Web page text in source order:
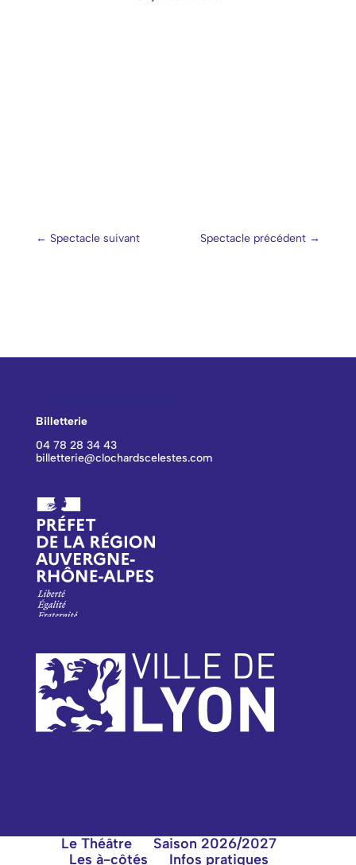
← Spectacle suivant Spectacle précédent →
Billetterie
04 78 28 34 43
billetterie@clochardscelestes.com
Le Théâtre
Saison 2026/2027
Les à-côtés
Infos pratiques